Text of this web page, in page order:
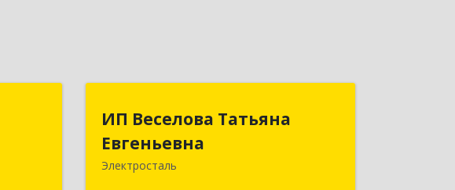
ИП
ИП Веселова Татьяна
Евгеньевна
Электросталь
Евгеньевна